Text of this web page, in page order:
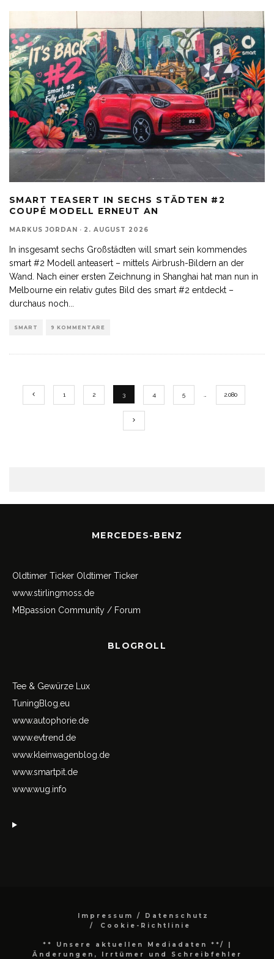
SMART TEASERT IN SECHS STÄDTEN #2
COUPÉ MODELL ERNEUT AN
MARKUS JORDAN · 2. AUGUST 2026
In insgesamt sechs Großstädten will smart sein kommendes
smart #2 Modell anteasert – mittels Airbrush-Bildern an der
Wand. Nach einer ersten Zeichnung in Shanghai hat man nun in
Melbourne ein relativ gutes Bild des smart #2 entdeckt –
durchaus noch
SMART 9 KOMMENTARE
1 2 3 4 5 2.080
MERCEDES-BENZ
Oldtimer Ticker Oldtimer Ticker
www.stirlingmoss.de
MBpassion Community / Forum
BLOGROLL
Tee & Gewürze Lux
TuningBlog.eu
www.autophorie.de
www.evtrend.de
www.kleinwagenblog.de
www.smartpit.de
www.wug.info
Impressum / Datenschutz
Cookie-Richtlinie
** Unsere aktuellen Mediadaten **/
|
Änderungen, Irrtümer und Schreibfehler